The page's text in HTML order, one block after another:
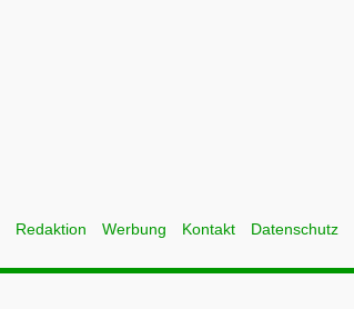
Redaktion Werbung Kontakt Datenschutz